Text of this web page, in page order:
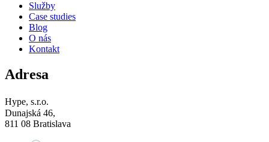
Služby
Case studies
Blog
O nás
Kontakt
Adresa
Hype, s.r.o.
Dunajská 46,
811 08 Bratislava